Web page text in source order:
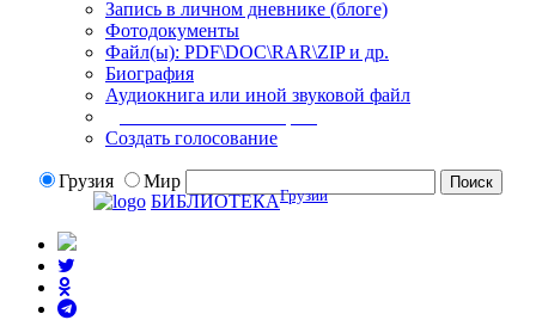
Запись в личном дневнике (блоге)
Фотодокументы
Файл(ы): PDF\DOC\RAR\ZIP и др.
Биография
Аудиокнига или иной звуковой файл
Создать голосование
Грузия
Мир
БИБЛИОТЕКАГрузии